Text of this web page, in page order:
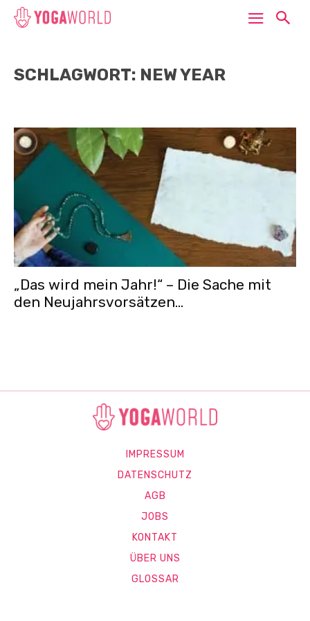
SCHLAGWORT: NEW YEAR
„Das wird mein Jahr!“ – Die Sache mit
den Neujahrsvorsätzen…
IMPRESSUM
DATENSCHUTZ
AGB
JOBS
KONTAKT
ÜBER UNS
GLOSSAR